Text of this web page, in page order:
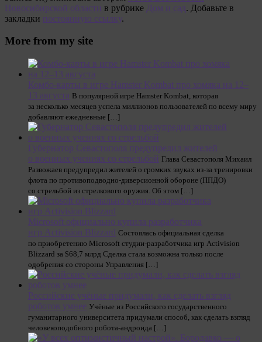
Новосибирской области в рубрике Дом и сад. Добавьте в
закладки постоянную ссылку.
More from my site
Комбо-карты в игре Hamster Kombat про хомяка на 12–
13 августа В популярной игре Hamster Kombat, которая
за несколько месяцев успела миллионов пользователей по всему миру
добавляют ежедневные […]
Губернатор Севастополя предупредил жителей
о военных учениях со стрельбой Глава Севастополя Михаил
Развожаев предупредил жителей о громких звуках из-за тренировки
флота по противоподводно-диверсионной обороне (ППДО)
со стрельбой из стрелкового оружия. Об этом […]
Microsoft официально купила разработчика
игр Activision Blizzard Состоялась официальная сделка
по приобретению Microsoft студии-разработчика игр Activision
Blizzard за $68,7 млрд Сделка стала возможна только после
одобрения со стороны Управления […]
Российские учёные придумали, как сделать взгляд
роботов умнее Учёные из Российского государственного
гуманитарного университета придумали способ, как сделать взгляд
человекоподобного робота-андроида […]